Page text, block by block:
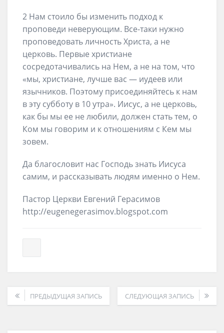
2 Нам стоило бы изменить подход к
проповеди неверующим. Все-таки нужно
проповедовать личность Христа, а не
церковь. Первые христиане
сосредотачивались на Нем, а не на том, что
«мы, христиане, лучше вас — иудеев или
язычников. Поэтому присоединяйтесь к нам
в эту субботу в 10 утра». Иисус, а не церковь,
как бы мы ее не любили, должен стать тем, о
Ком мы говорим и к отношениям с Кем мы
зовем.
Да благословит нас Господь знать Иисуса
самим, и рассказывать людям именно о Нем.
Пастор Церкви Евгений Герасимов
http://eugenegerasimov.blogspot.com
ПРЕДЫДУЩАЯ ЗАПИСЬ СЛЕДУЮЩАЯ ЗАПИСЬ